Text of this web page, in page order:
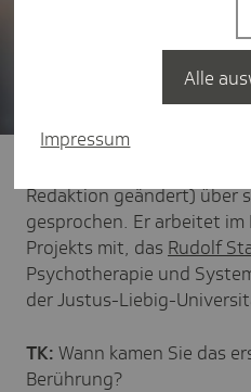
Redaktion geändert) über
gesprochen. Er arbeitet im
Projekts mit, das Rudolf
Psychotherapie und
der Justus-Liebig-
TK: Wann kamen Sie das
Berührung?
Impressum
Alle